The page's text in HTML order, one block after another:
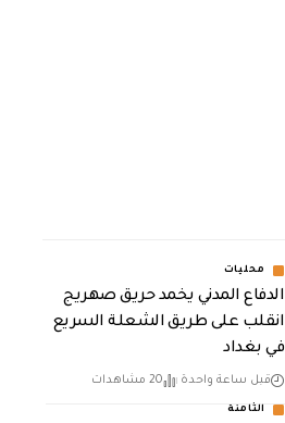
محليات
الدفاع المدني يخمد حريق صهريج
انقلب على طريق الشعلة السريع
في بغداد
قبل ساعة واحدة 20 مشاهدات
الثامنة